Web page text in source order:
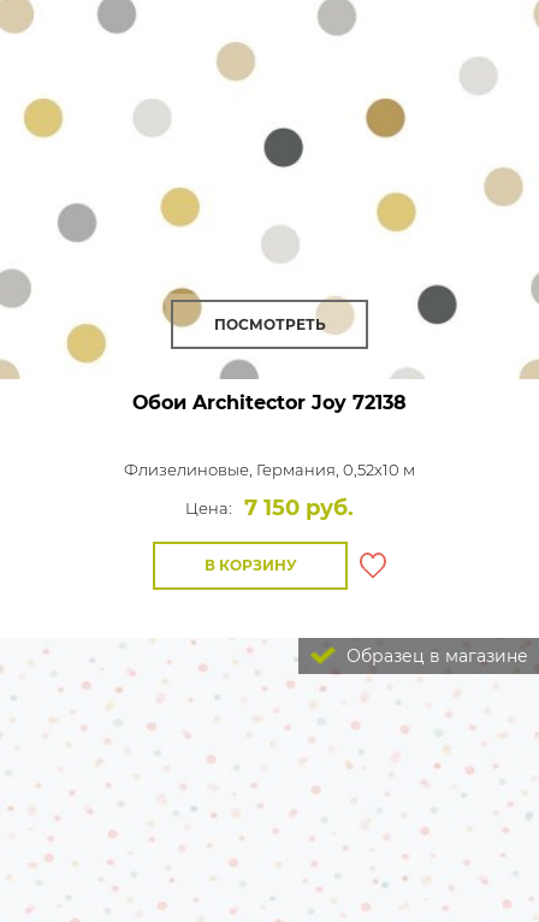
ПОСМОТРЕТЬ
Обои Architector Joy 72138
Флизелиновые, Германия, 0,52x10 м
Цена:
7 150 руб.
В КОРЗИНУ
Образец в магазине